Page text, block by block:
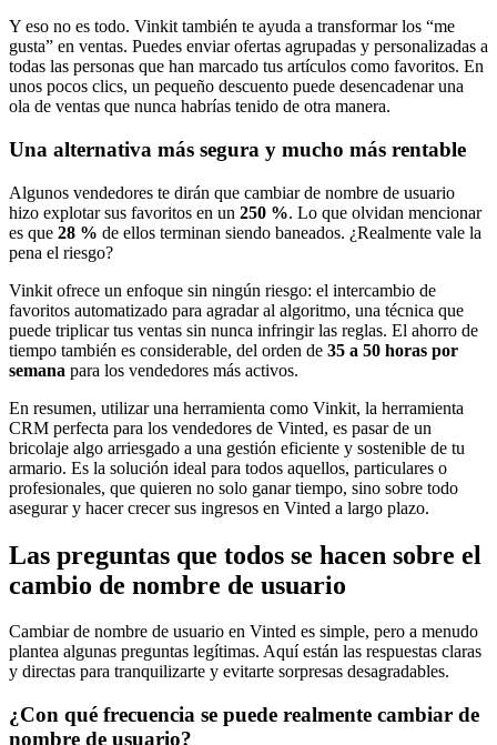
Y eso no es todo. Vinkit también te ayuda a transformar los “me
gusta” en ventas. Puedes enviar ofertas agrupadas y personalizadas a
todas las personas que han marcado tus artículos como favoritos. En
unos pocos clics, un pequeño descuento puede desencadenar una
ola de ventas que nunca habrías tenido de otra manera.
Una alternativa más segura y mucho más rentable
Algunos vendedores te dirán que cambiar de nombre de usuario
hizo explotar sus favoritos en un 250 %. Lo que olvidan mencionar
es que 28 % de ellos terminan siendo baneados. ¿Realmente vale la
pena el riesgo?
Vinkit ofrece un enfoque sin ningún riesgo: el intercambio de
favoritos automatizado para agradar al algoritmo, una técnica que
puede triplicar tus ventas sin nunca infringir las reglas. El ahorro de
tiempo también es considerable, del orden de 35 a 50 horas por
semana para los vendedores más activos.
En resumen, utilizar una herramienta como Vinkit, la herramienta
CRM perfecta para los vendedores de Vinted, es pasar de un
bricolaje algo arriesgado a una gestión eficiente y sostenible de tu
armario. Es la solución ideal para todos aquellos, particulares o
profesionales, que quieren no solo ganar tiempo, sino sobre todo
asegurar y hacer crecer sus ingresos en Vinted a largo plazo.
Las preguntas que todos se hacen sobre el
cambio de nombre de usuario
Cambiar de nombre de usuario en Vinted es simple, pero a menudo
plantea algunas preguntas legítimas. Aquí están las respuestas claras
y directas para tranquilizarte y evitarte sorpresas desagradables.
¿Con qué frecuencia se puede realmente cambiar de
nombre de usuario?